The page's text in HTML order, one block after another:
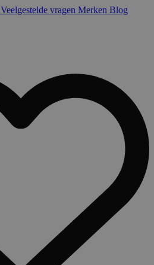
Veelgestelde vragen Merken Blog